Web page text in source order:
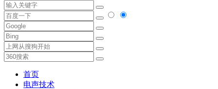
首页
电声技术